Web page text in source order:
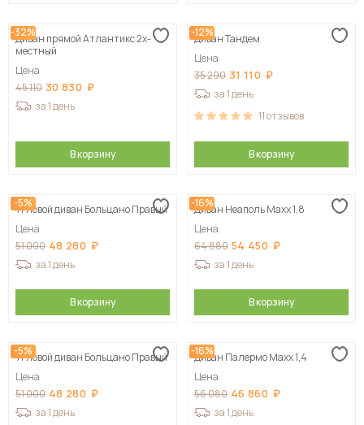
-32%
Диван прямой Атлантикс 2х-
местный
Цена
45 110 30 830
за 1 день
В корзину
-12%
Диван Тандем
Цена
35 290 31 110
за 1 день
11отзывов
В корзину
-5%
Угловой диван Больцано Правый
Цена
51 000 48 280
за 1 день
В корзину
-16%
Диван Неаполь Maxx 1,8
Цена
64 880 54 450
за 1 день
В корзину
-5%
Угловой диван Больцано Правый
Цена
51 000 48 280
за 1 день
-16%
Диван Палермо Maxx 1,4
Цена
56 080 46 860
за 1 день